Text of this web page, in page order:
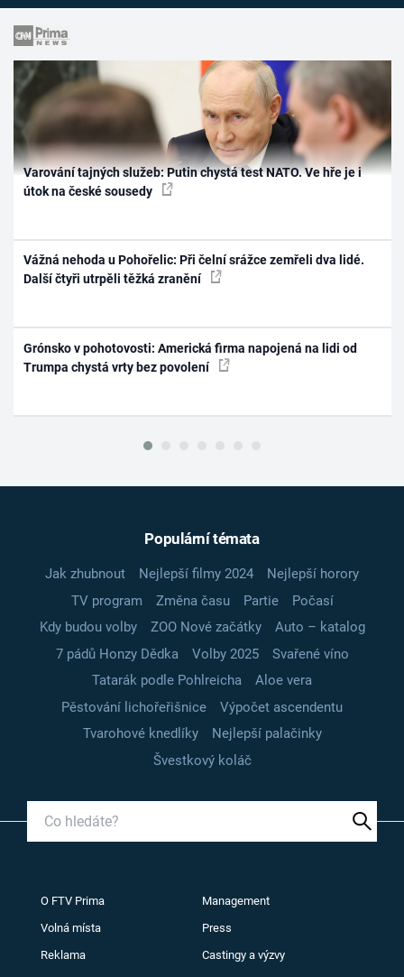
Varování tajných služeb: Putin chystá test NATO. Ve hře je i
útok na české sousedy
Vážná nehoda u Pohořelic: Při čelní srážce zemřeli dva lidé.
Další čtyři utrpěli těžká zranění
Grónsko v pohotovosti: Americká firma napojená na lidi od
Trumpa chystá vrty bez povolení
Populární témata
Jak zhubnout Nejlepší filmy 2024
Nejlepší horory
TV program
Změna času Partie
Počasí
Kdy budou volby
ZOO Nové začátky
Auto – katalog
7 pádů Honzy Dědka
Volby 2025
Svařené víno
Tatarák podle Pohlreicha
Aloe vera
Pěstování lichořeřišnice
Výpočet ascendentu
Tvarohové knedlíky
Nejlepší palačinky
Švestkový koláč
O FTV Prima Management
Volná místa Press
Reklama Castingy a výzvy